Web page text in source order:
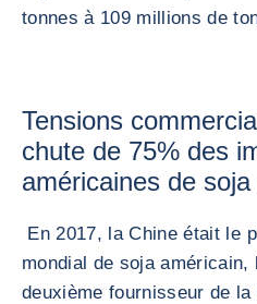
tonnes à 109 millions de
Tensions
chute de 75% des
américaines de
En 2017, la Chine était le
mondial de soja
deuxième fournisseur de